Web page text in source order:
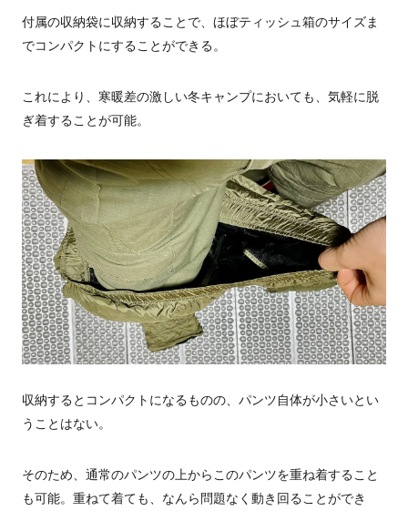
付属の収納袋に収納することで、ほぼティッシュ箱のサイズま
でコンパクトにすることができる。
これにより、寒暖差の激しい冬キャンプにおいても、気軽に脱
ぎ着することが可能。
収納するとコンパクトになるものの、パンツ自体が小さいとい
うことはない。
そのため、通常のパンツの上からこのパンツを重ね着すること
も可能。重ねて着ても、なんら問題なく動き回ることができ